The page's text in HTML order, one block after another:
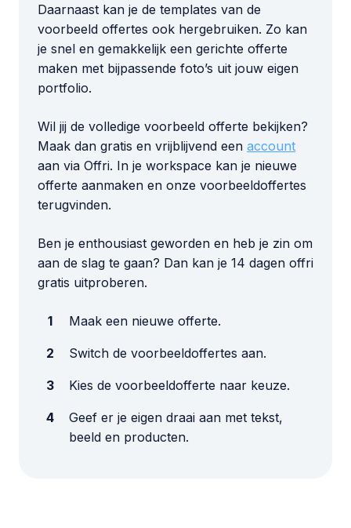
Daarnaast kan je de templates van de
voorbeeld offertes ook hergebruiken. Zo kan
je snel en gemakkelijk een gerichte offerte
maken met bijpassende foto’s uit jouw eigen
portfolio.
Wil jij de volledige voorbeeld offerte bekijken?
Maak dan gratis en vrijblijvend een account
aan via Offri. In je workspace kan je nieuwe
offerte aanmaken en onze voorbeeldoffertes
terugvinden.
Ben je enthousiast geworden en heb je zin om
aan de slag te gaan? Dan kan je 14 dagen offri
gratis uitproberen.
Maak een nieuwe offerte.
Switch de voorbeeldoffertes aan.
Kies de voorbeeldofferte naar keuze.
Geef er je eigen draai aan met tekst,
beeld en producten.